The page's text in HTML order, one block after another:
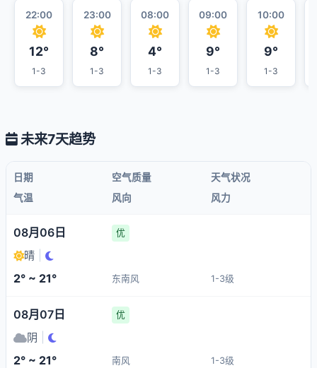
22:00
12°
1-3
23:00
8°
1-3
08:00
4°
1-3
09:00
9°
1-3
10:00
9°
1-3
未来7天趋势
日期 空气质量
天气状况
气温
风向 风力
08月06日 优
晴
2° ~ 21° 东南风 1-3级
08月07日 优
阴
2° ~ 21° 南风 1-3级